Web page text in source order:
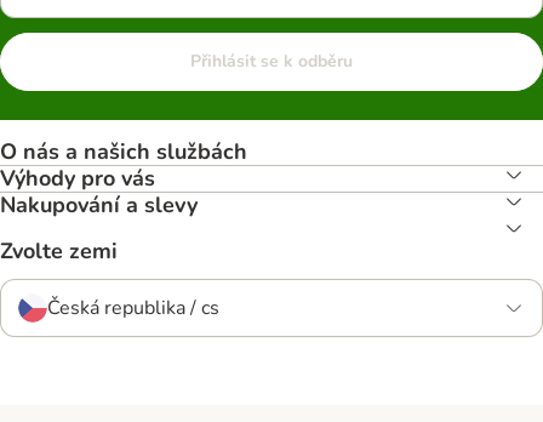
Přihlásit se k odběru
O nás a našich službách
Výhody pro vás
Nakupování a slevy
Zvolte zemi
Česká republika / cs